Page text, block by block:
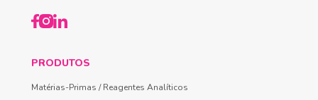
PRODUTOS
Matérias-Primas / Reagentes Analíticos